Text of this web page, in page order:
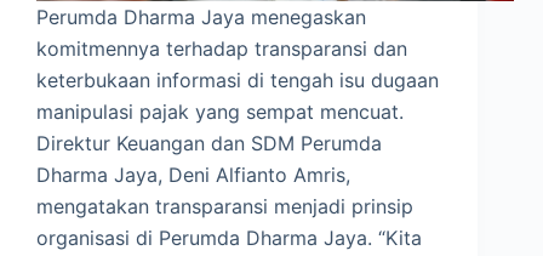
Perumda Dharma Jaya menegaskan
komitmennya terhadap transparansi dan
keterbukaan informasi di tengah isu dugaan
manipulasi pajak yang sempat mencuat.
Direktur Keuangan dan SDM Perumda
Dharma Jaya, Deni Alfianto Amris,
mengatakan transparansi menjadi prinsip
organisasi di Perumda Dharma Jaya. “Kita